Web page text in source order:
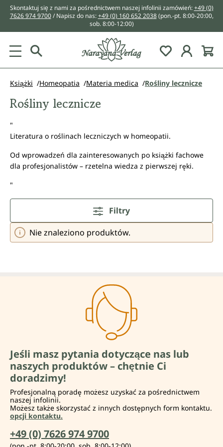
zawartości
Skontaktuj się z nami za pośrednictwem naszej infolinii zamówień:+49 (0)
7626 974 9700/ Napisz do nas:+49 (0) 160 652 2038 (pon.-pt. 8:00-20:00,
sob. 8:00-12:00)
You have 0
Książki Homeopatia Materia medica Rośliny lecznicze
Rośliny lecznicze
"
Literatura o roślinach leczniczych w homeopatii.
Od wprowadzeń dla zainteresowanych po książki fachowe
dla profesjonalistów – rzetelna wiedza z pierwszej ręki.
"
Filtry
Nie znaleziono produktów.
Jeśli masz pytania dotyczące nas lub
naszych produktów – chętnie Ci
doradzimy!
Profesjonalną poradę możesz uzyskać za pośrednictwem
naszej infolinii.
Możesz także skorzystać z innych dostępnych form kontaktu.
opcji kontaktu.
+49 (0) 7626 974 9700